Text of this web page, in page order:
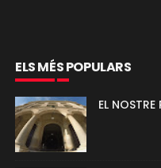
ELS MÉS POPULARS
EL